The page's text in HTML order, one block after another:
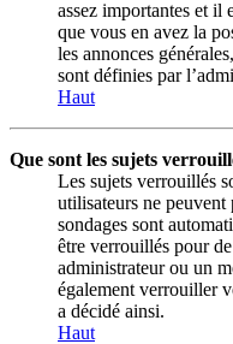
assez importantes et il
que vous en avez la
les annonces
sont définies par
Haut
Que sont les sujets
Les sujets verrouillés
utilisateurs ne peuvent
sondages sont
être verrouillés pour
administrateur ou un
également verrouiller
a décidé ainsi.
Haut